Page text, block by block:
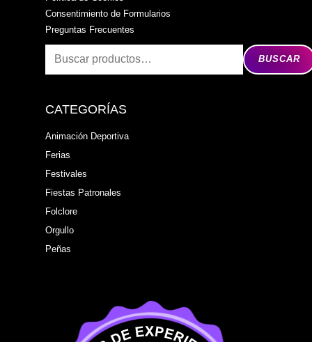
Consentimiento de Formularios
Preguntas Frecuentes
BUSCAR
CATEGORÍAS
Animación Deportiva
Ferias
Festivales
Fiestas Patronales
Folclore
Orgullo
Peñas